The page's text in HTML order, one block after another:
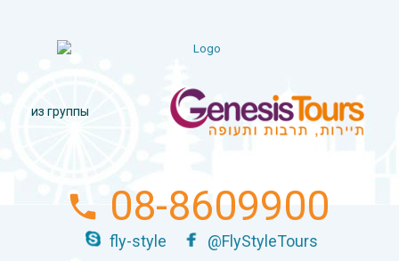
из группы
08-8609900
fly-style @FlyStyleTours